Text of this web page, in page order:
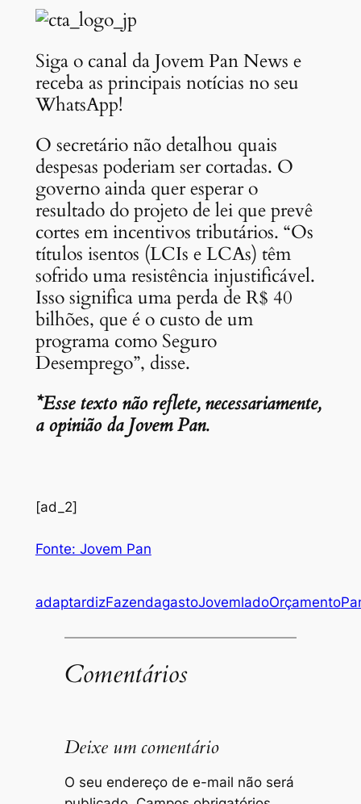
Siga o canal da Jovem Pan News e
receba as principais notícias no seu
WhatsApp!
O secretário não detalhou quais
despesas poderiam ser cortadas. O
governo ainda quer esperar o
resultado do projeto de lei que prevê
cortes em incentivos tributários. “Os
títulos isentos (LCIs e LCAs) têm
sofrido uma resistência injustificável.
Isso significa uma perda de R$ 40
bilhões, que é o custo de um
programa como Seguro
Desemprego”, disse.
*Esse texto não reflete, necessariamente,
a opinião da Jovem Pan.
[ad_2]
Fonte: Jovem Pan
adaptardizFazendagastoJovemladoOrçamento
Comentários
Deixe um comentário
O seu endereço de e-mail não será